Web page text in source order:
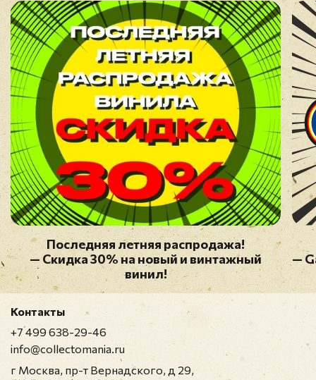
Последняя летняя распродажа!
— Скидка 30% на новый и винтажный
винил!
—
Контакты
+7 499 638-29-46
info@collectomania.ru
г Москва, пр-т Вернадского, д 29,